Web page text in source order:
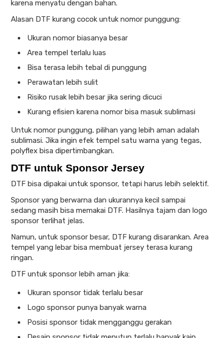
karena menyatu dengan bahan.
Alasan DTF kurang cocok untuk nomor punggung:
Ukuran nomor biasanya besar
Area tempel terlalu luas
Bisa terasa lebih tebal di punggung
Perawatan lebih sulit
Risiko rusak lebih besar jika sering dicuci
Kurang efisien karena nomor bisa masuk sublimasi
Untuk nomor punggung, pilihan yang lebih aman adalah
sublimasi. Jika ingin efek tempel satu warna yang tegas,
polyflex bisa dipertimbangkan.
DTF untuk Sponsor Jersey
DTF bisa dipakai untuk sponsor, tetapi harus lebih selektif.
Sponsor yang berwarna dan ukurannya kecil sampai
sedang masih bisa memakai DTF. Hasilnya tajam dan logo
sponsor terlihat jelas.
Namun, untuk sponsor besar, DTF kurang disarankan. Area
tempel yang lebar bisa membuat jersey terasa kurang
ringan.
DTF untuk sponsor lebih aman jika:
Ukuran sponsor tidak terlalu besar
Logo sponsor punya banyak warna
Posisi sponsor tidak mengganggu gerakan